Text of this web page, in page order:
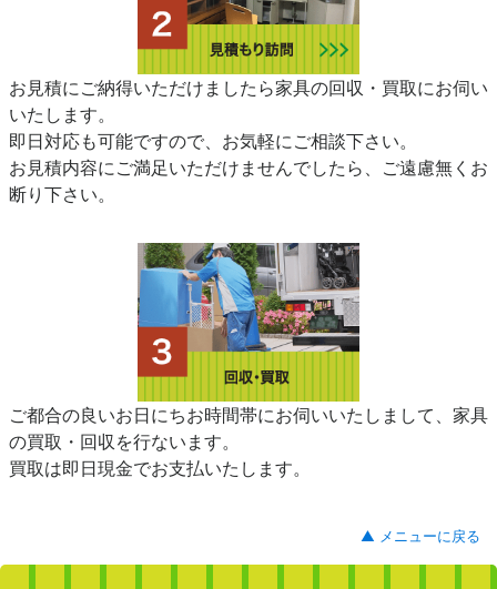
お見積にご納得いただけましたら家具の回収・買取にお伺い
いたします。
即日対応も可能ですので、お気軽にご相談下さい。
お見積内容にご満足いただけませんでしたら、ご遠慮無くお
断り下さい。
ご都合の良いお日にちお時間帯にお伺いいたしまして、家具
の買取・回収を行ないます。
買取は即日現金でお支払いたします。
▲ メニューに戻る